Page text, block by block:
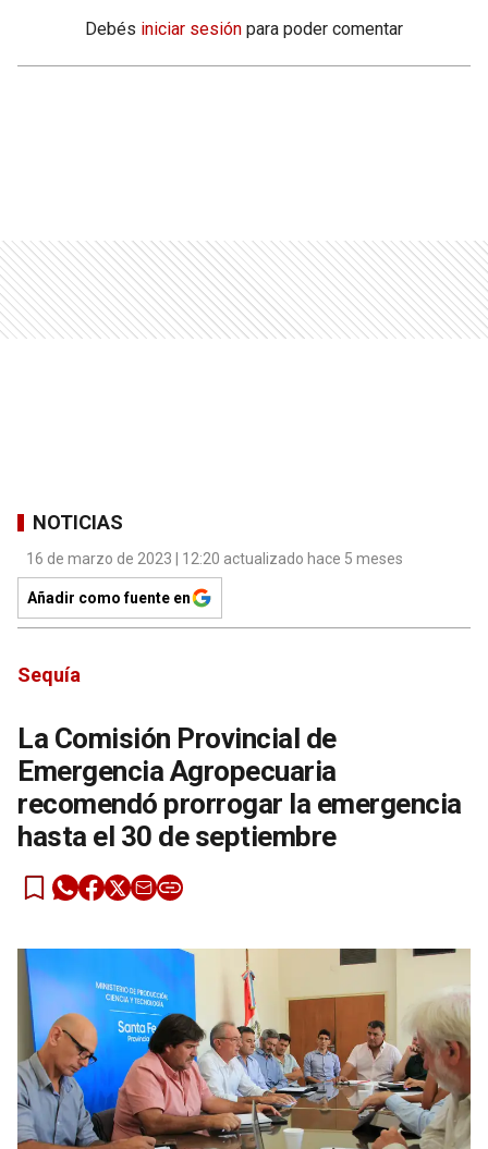
Debés iniciar sesión para poder comentar
NOTICIAS
16 de marzo de 2023 | 12:20 actualizado hace 5 meses
Añadir como fuente en
Sequía
La Comisión Provincial de
Emergencia Agropecuaria
recomendó prorrogar la emergencia
hasta el 30 de septiembre